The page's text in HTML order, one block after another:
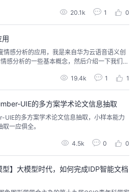
即刻下载体验！
20.1k 1 0
用
情感分析的应用，我是来自华为云语音语义创
感分析的一些基本概念，然后介绍一下我们在
总结和未来的展望。
19.4k 1 1
UIE的多方案学术论文信息抽取
的多方案学术论文信息抽取，小样本能力
一应俱全。
4.5k 0 0
型】大模型时代，如何完成IDP智能文档